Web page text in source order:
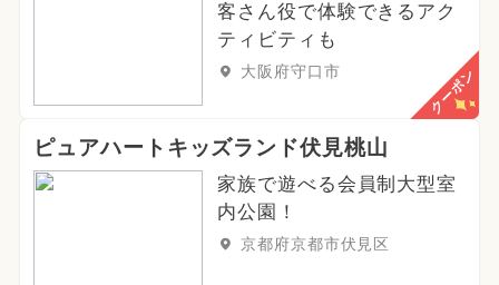
客さん役で体験できるアク
ティビティも
大阪府守口市 クーポン
ピュアハートキッズランド伏見桃山
家族で遊べる会員制大型室
内公園！
京都府京都市伏見区